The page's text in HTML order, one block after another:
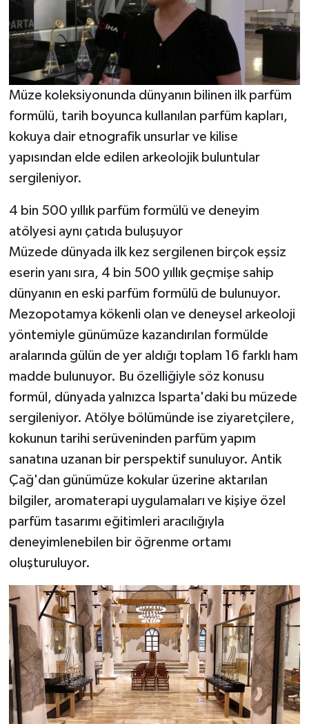
Müze koleksiyonunda dünyanın bilinen ilk parfüm
formülü, tarih boyunca kullanılan parfüm kapları,
kokuya dair etnografik unsurlar ve kilise
yapısından elde edilen arkeolojik buluntular
sergileniyor.
4 bin 500 yıllık parfüm formülü ve deneyim
atölyesi aynı çatıda buluşuyor
Müzede dünyada ilk kez sergilenen birçok eşsiz
eserin yanı sıra, 4 bin 500 yıllık geçmişe sahip
dünyanın en eski parfüm formülü de bulunuyor.
Mezopotamya kökenli olan ve deneysel arkeoloji
yöntemiyle günümüze kazandırılan formülde
aralarında gülün de yer aldığı toplam 16 farklı ham
madde bulunuyor. Bu özelliğiyle söz konusu
formül, dünyada yalnızca Isparta'daki bu müzede
sergileniyor. Atölye bölümünde ise ziyaretçilere,
kokunun tarihi serüveninden parfüm yapım
sanatına uzanan bir perspektif sunuluyor. Antik
Çağ'dan günümüze kokular üzerine aktarılan
bilgiler, aromaterapi uygulamaları ve kişiye özel
parfüm tasarımı eğitimleri aracılığıyla
deneyimlenebilen bir öğrenme ortamı
oluşturuluyor.